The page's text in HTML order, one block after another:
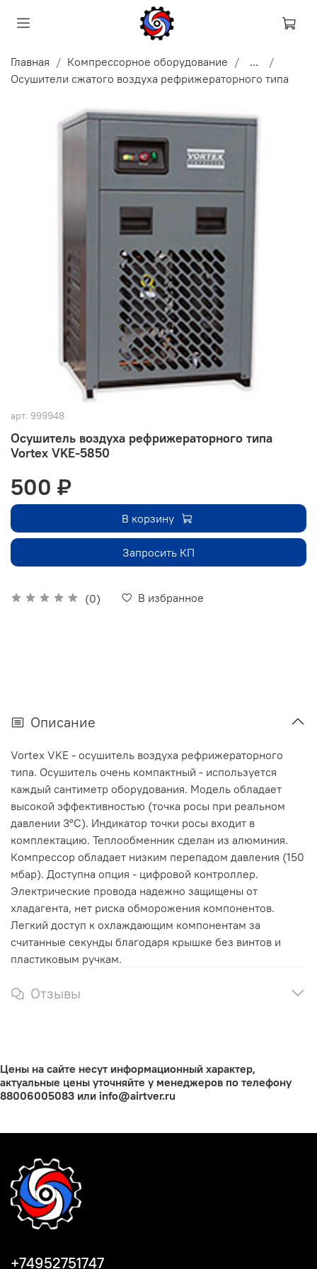
Главная Компрессорное оборудование
...
Осушители сжатого воздуха рефрижераторного типа
арт. 999948
Осушитель воздуха рефрижераторного типа
Vortex VKE-5850
(0) В избранное
500 ₽
В корзину
Запросить КП
Описание
Vortex VKE - осушитель воздуха рефрижераторного
типа. Осушитель очень компактный - используется
каждый сантиметр оборудования. Модель обладает
высокой эффективностью (точка росы при реальном
давлении 3°C). Индикатор точки росы входит в
комплектацию. Теплообменник сделан из алюминия.
Компрессор обладает низким перепадом давления (150
мбар). Доступна опция - цифровой контроллер.
Электрические провода надежно защищены от
хладагента, нет риска обморожения компонентов.
Легкий доступ к охлаждающим компонентам за
считанные секунды благодаря крышке без винтов и
пластиковым ручкам.
Отзывы
Цены на сайте несут информационный характер,
актуальные цены уточняйте у менеджеров по телефону
88006005083 или info@airtver.ru
+74952751747